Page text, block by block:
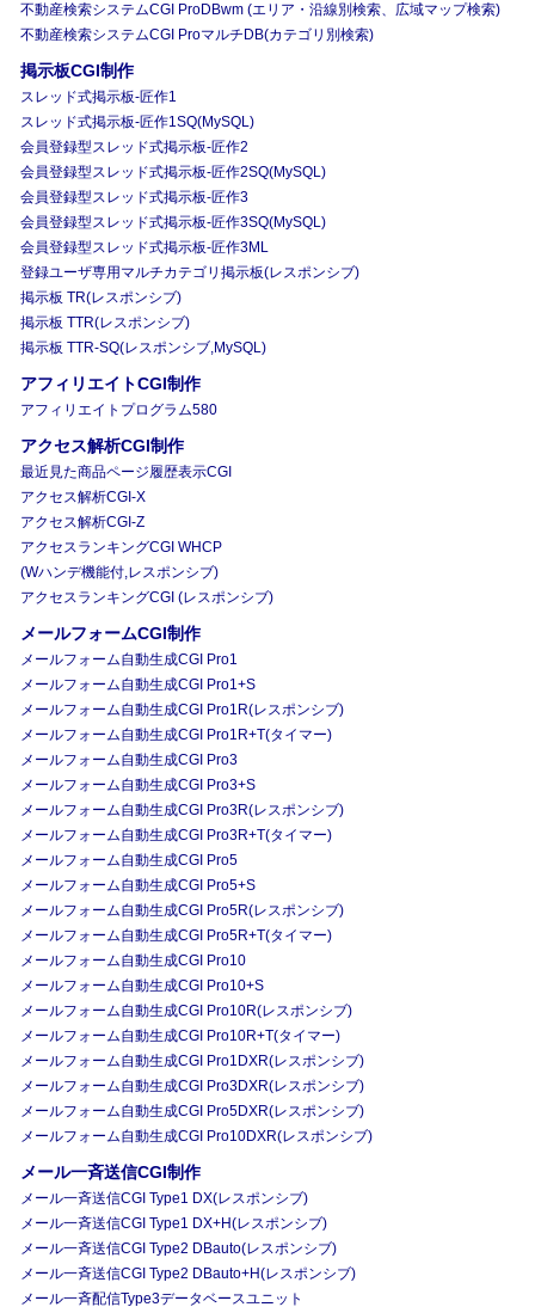
不動産検索システムCGI ProDBwm (エリア・沿線別検索、広域マップ検索)
不動産検索システムCGI ProマルチDB(カテゴリ別検索)
掲示板CGI制作
スレッド式掲示板-匠作1
スレッド式掲示板-匠作1SQ(MySQL)
会員登録型スレッド式掲示板-匠作2
会員登録型スレッド式掲示板-匠作2SQ(MySQL)
会員登録型スレッド式掲示板-匠作3
会員登録型スレッド式掲示板-匠作3SQ(MySQL)
会員登録型スレッド式掲示板-匠作3ML
登録ユーザ専用マルチカテゴリ掲示板(レスポンシブ)
掲示板 TR(レスポンシブ)
掲示板 TTR(レスポンシブ)
掲示板 TTR-SQ(レスポンシブ,MySQL)
アフィリエイトCGI制作
アフィリエイトプログラム580
アクセス解析CGI制作
最近見た商品ページ履歴表示CGI
アクセス解析CGI-X
アクセス解析CGI-Z
アクセスランキングCGI WHCP
(Wハンデ機能付,レスポンシブ)
アクセスランキングCGI (レスポンシブ)
メールフォームCGI制作
メールフォーム自動生成CGI Pro1
メールフォーム自動生成CGI Pro1+S
メールフォーム自動生成CGI Pro1R(レスポンシブ)
メールフォーム自動生成CGI Pro1R+T(タイマー)
メールフォーム自動生成CGI Pro3
メールフォーム自動生成CGI Pro3+S
メールフォーム自動生成CGI Pro3R(レスポンシブ)
メールフォーム自動生成CGI Pro3R+T(タイマー)
メールフォーム自動生成CGI Pro5
メールフォーム自動生成CGI Pro5+S
メールフォーム自動生成CGI Pro5R(レスポンシブ)
メールフォーム自動生成CGI Pro5R+T(タイマー)
メールフォーム自動生成CGI Pro10
メールフォーム自動生成CGI Pro10+S
メールフォーム自動生成CGI Pro10R(レスポンシブ)
メールフォーム自動生成CGI Pro10R+T(タイマー)
メールフォーム自動生成CGI Pro1DXR(レスポンシブ)
メールフォーム自動生成CGI Pro3DXR(レスポンシブ)
メールフォーム自動生成CGI Pro5DXR(レスポンシブ)
メールフォーム自動生成CGI Pro10DXR(レスポンシブ)
メール一斉送信CGI制作
メール一斉送信CGI Type1 DX(レスポンシブ)
メール一斉送信CGI Type1 DX+H(レスポンシブ)
メール一斉送信CGI Type2 DBauto(レスポンシブ)
メール一斉送信CGI Type2 DBauto+H(レスポンシブ)
メール一斉配信Type3データベースユニット